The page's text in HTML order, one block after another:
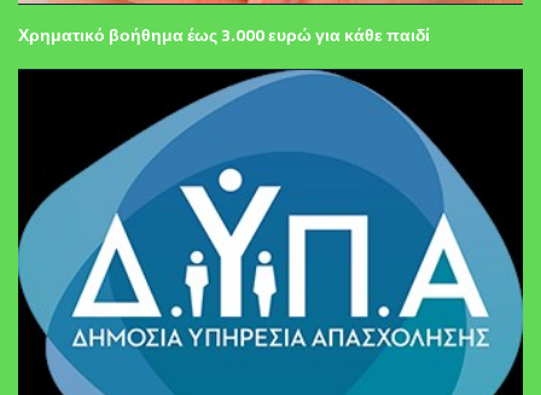
Χρηματικό βοήθημα έως 3.000 ευρώ για κάθε παιδί